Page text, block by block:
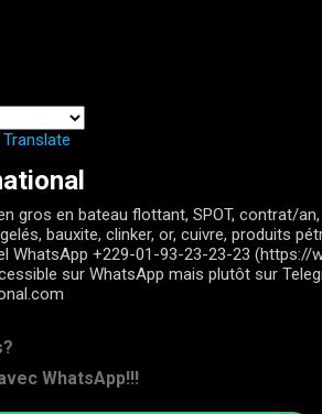
Translate
gros en bateau flottant, SPOT, contrat/an,
bauxite, clinker, or, cuivre, produits
WhatsApp +229-01-93-23-23-23 (https://
sur WhatsApp mais plutôt sur
WhatsApp!!!